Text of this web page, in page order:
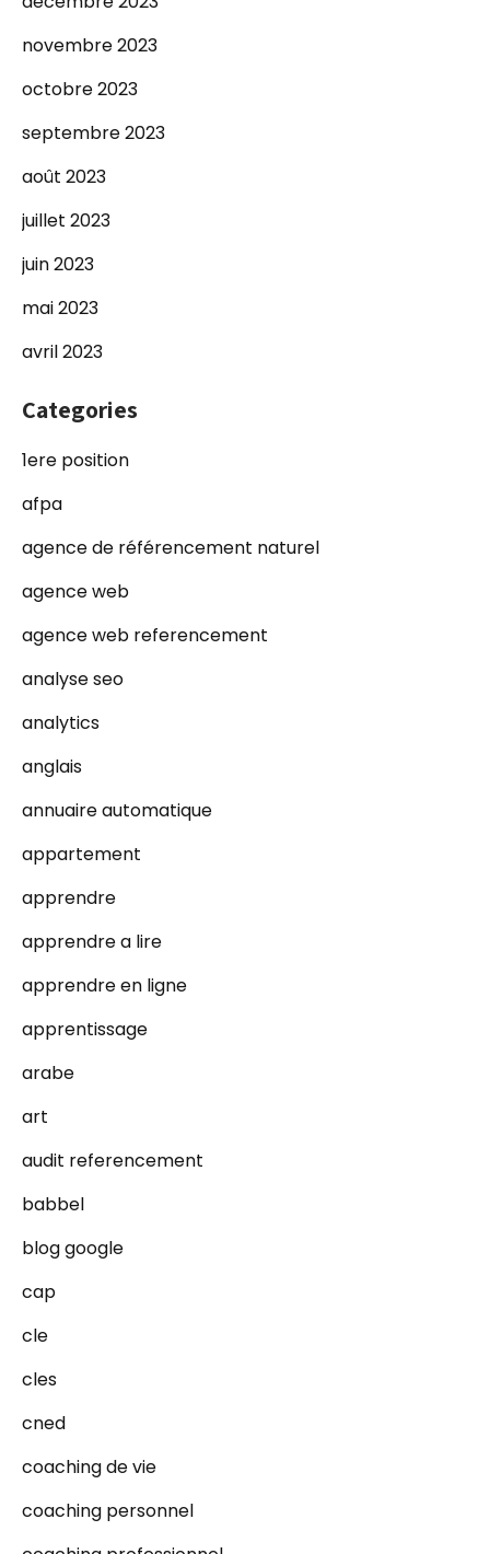
novembre 2023
octobre 2023
septembre 2023
août 2023
juillet 2023
juin 2023
mai 2023
avril 2023
Categories
1ere position
afpa
agence de référencement naturel
agence web
agence web referencement
analyse seo
analytics
anglais
annuaire automatique
appartement
apprendre
apprendre a lire
apprendre en ligne
apprentissage
arabe
art
audit referencement
babbel
blog google
cap
cle
cles
cned
coaching de vie
coaching personnel